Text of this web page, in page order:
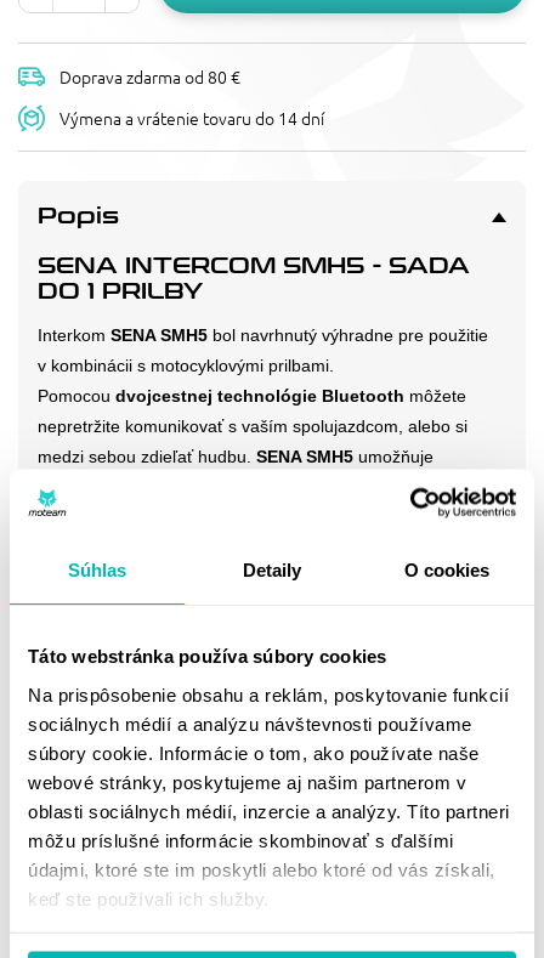
Súhlas Detaily O cookies
Táto webstránka používa súbory cookies
Na prispôsobenie obsahu a reklám, poskytovanie funkcií
sociálnych médií a analýzu návštevnosti používame
súbory cookie. Informácie o tom, ako používate naše
webové stránky, poskytujeme aj našim partnerom v
oblasti sociálnych médií, inzercie a analýzy. Títo partneri
môžu príslušné informácie skombinovať s ďalšími
údajmi, ktoré ste im poskytli alebo ktoré od vás získali,
keď ste používali ich služby.
Doprava zdarma od 80 €
Výmena a vrátenie tovaru do 14 dní
Popis
SENA INTERCOM SMH5 - SADA
DO 1 PRILBY
Interkom SENA SMH5 bol navrhnutý výhradne pre použitie
v kombinácii s motocyklovými prilbami.
Pomocou dvojcestnej technológie Bluetooth môžete
nepretržite komunikovať s vaším spolujazdcom, alebo si
medzi sebou zdieľať hudbu. SENA SMH5 umožňuje
nepretržitú komunikáciu s vaším spolujazdcom ažna
vzdialenosť 400 metrov
. Možnosť komunikácie a zdieľania
SENA ponúka možnosť
hands-free
hovorov cez mobilný
telefón, ako aj veľmi užitočné
Hlavné:
Doba hovoru: 8 hodín
Pohotovostný režim: 7 dní
Pracovná teplota: -10°C – 55°C
Rozmery (mm): 69.9 x 45 x 30.6
Zobraziť viac
Doprava a vrátenie